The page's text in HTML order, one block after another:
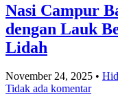
Nasi Campur
dengan Lauk
Lidah
November 24, 2025 •
Tidak ada komentar